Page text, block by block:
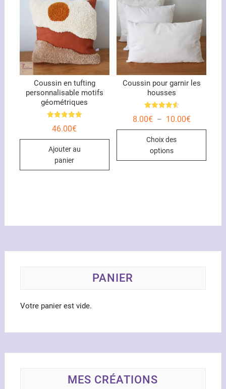
peuvent
être
choisies
la
Coussin en tufting
personnalisable motifs
géométriques
5.00
46.00€
Ajouter au
panier
Coussin pour garnir les
housses
4.67
8.00€ – 10.00€Plage
Choix des
options
sur
PANIER
Votre panier est vide.
MES CRÉATIONS